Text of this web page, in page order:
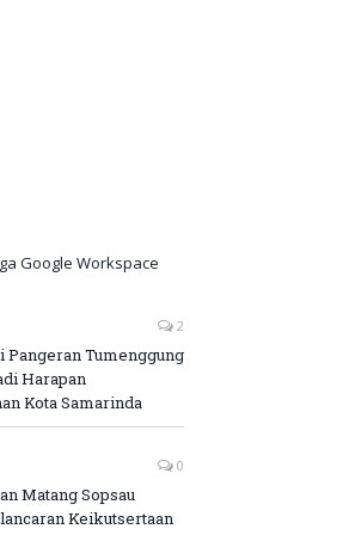
Google Workspace
2
Pangeran Tumenggung
Harapan
Kota Samarinda
0
Matang Sopsau
Keikutsertaan